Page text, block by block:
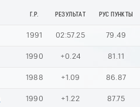
8
Г.Р. РЕЗУЛЬТАТ РУС ПУНКТЫ
1991 02:57.25 79.49
1990 +0.24 81.11
1988 +1.09 86.87
1990 +1.22 87.75